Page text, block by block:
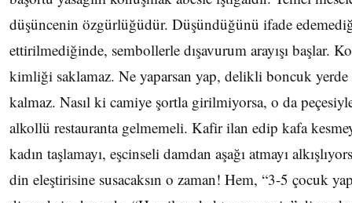
düşüncenin özgürlüğüdür. Düşündüğünü ifade
ettirilmediğinde, sembollerle dışavurum arayışı başlar.
kimliği saklamaz. Ne yaparsan yap, delikli boncuk yerde
kalmaz. Nasıl ki camiye şortla girilmiyorsa, o da
alkollü restauranta gelmemeli. Kafir ilan edip kafa
kadın taşlamayı, eşcinseli damdan aşağı atmayı
din eleştirisine susacaksın o zaman! Hem, “3-5 çocuk